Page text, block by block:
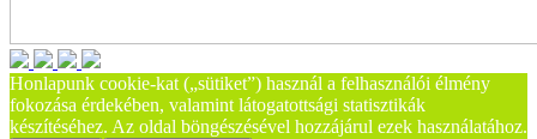
Honlapunk cookie-kat („sütiket”) használ a felhasználói élmény
fokozása érdekében, valamint látogatottsági statisztikák
készítéséhez. Az oldal böngészésével hozzájárul ezek használatához.